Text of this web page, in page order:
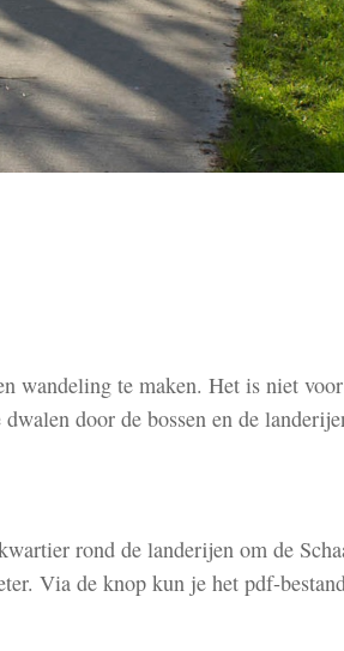
wandeling te maken. Het is niet
door de bossen en de
rond de landerijen om de
Via de knop kun je het pdf-